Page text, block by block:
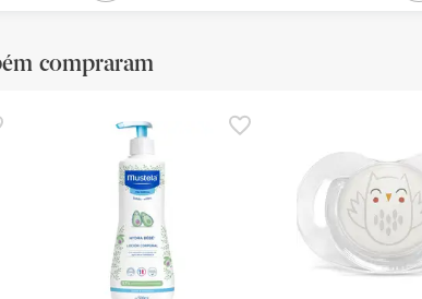
compraram